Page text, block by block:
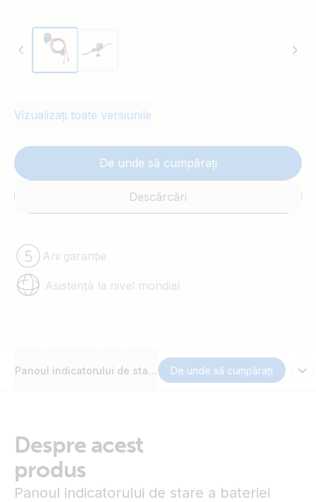
Vizualizați toate versiunile
De unde să cumpărați
Descărcări
Ani garanție
Asistență la nivel mondial
Panoul indicatorului de stare a baterieiDe unde să cumpărați
Despre acest
produs
Panoul indicatorului de stare a bateriei